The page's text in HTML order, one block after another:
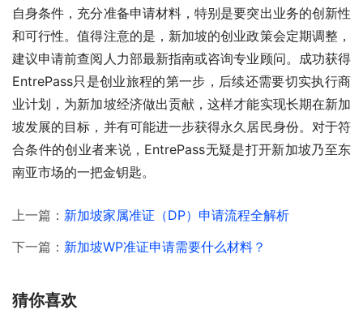
自身条件，充分准备申请材料，特别是要突出业务的创新性
和可行性。值得注意的是，新加坡的创业政策会定期调整，
建议申请前查阅人力部最新指南或咨询专业顾问。成功获得
EntrePass只是创业旅程的第一步，后续还需要切实执行商
业计划，为新加坡经济做出贡献，这样才能实现长期在新加
坡发展的目标，并有可能进一步获得永久居民身份。对于符
合条件的创业者来说，EntrePass无疑是打开新加坡乃至东
南亚市场的一把金钥匙。
上一篇： 新加坡家属准证（DP）申请流程全解析
下一篇： 新加坡WP准证申请需要什么材料？
猜你喜欢